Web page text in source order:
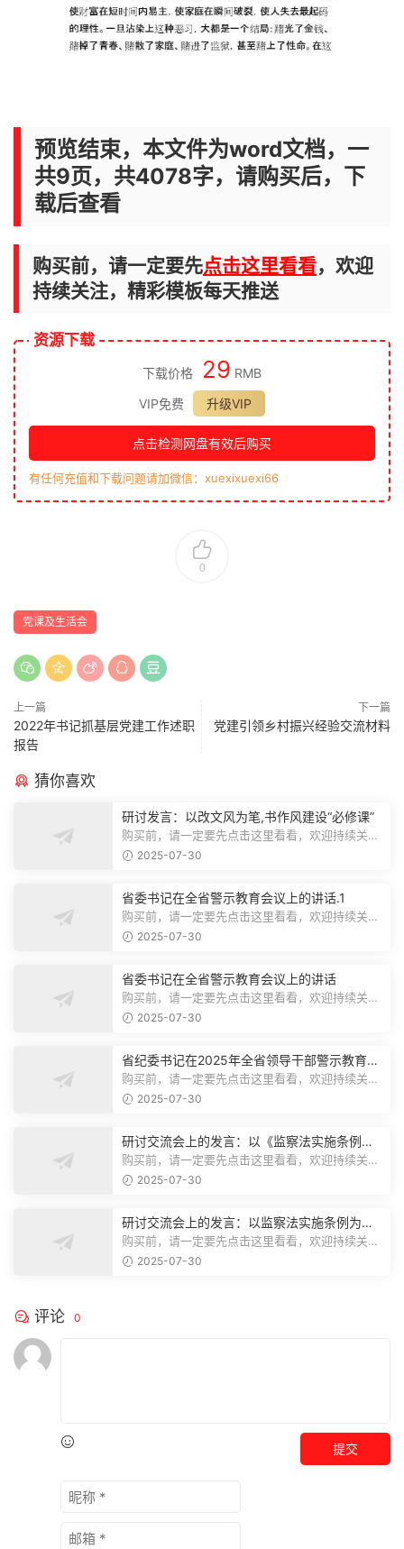
预览结束，本文件为word文档，一
共9页，共4078字，请购买后，下
载后查看
购买前，请一定要先点击这里看看，欢迎
持续关注，精彩模板每天推送
资源下载
下载价格 29 RMB
VIP免费
升级VIP
点击检测网盘有效后购买
有任何充值和下载问题请加微信：xuexixuexi66
0
党课及生活会
上一篇
2022年书记抓基层党建工作述职
报告
下一篇
党建引领乡村振兴经验交流材料
猜你喜欢
研讨发言：以改文风为笔,书作风建设“必修课”
购买前，请一定要先点击这里看看，欢迎持续关
注，精彩模板每天推送预览结束，本文...
2025-07-30
省委书记在全省警示教育会议上的讲话.1
购买前，请一定要先点击这里看看，欢迎持续关
注，精彩模板每天推送预览结束，本文...
2025-07-30
省委书记在全省警示教育会议上的讲话
购买前，请一定要先点击这里看看，欢迎持续关
注，精彩模板每天推送预览结束，本文...
2025-07-30
省纪委书记在2025年全省领导干部警示教育会
上的讲话.1
购买前，请一定要先点击这里看看，欢迎持续关
注，精彩模板每天推送预览结束，本文...
2025-07-30
研讨交流会上的发言：以《监察法实施条例》
为纲,推动巡察工作高质量发展
购买前，请一定要先点击这里看看，欢迎持续关
注，精彩模板每天推送预览结束，本文...
2025-07-30
研讨交流会上的发言：以监察法实施条例为纲
推动巡察工作高质量发展
购买前，请一定要先点击这里看看，欢迎持续关
注，精彩模板每天推送预览结束，本文...
2025-07-30
评论 0
提交